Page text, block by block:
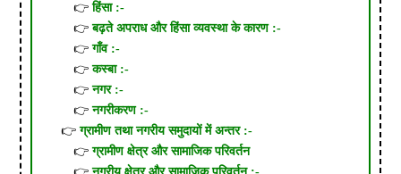
हिंसा :-
बढ़ते अपराध और हिंसा व्यवस्था के कारण :-
गाँव :-
कस्बा :-
नगर :-
नगरीकरण :-
ग्रामीण तथा नगरीय समुदायों में अन्तर :-
ग्रामीण क्षेत्र और सामाजिक परिवर्तन